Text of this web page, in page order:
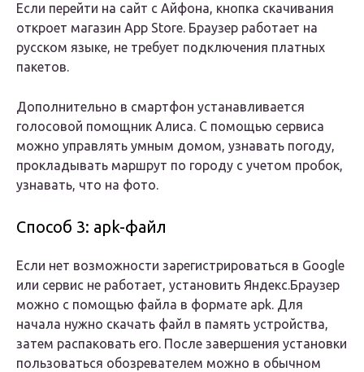
Если перейти на сайт с Айфона, кнопка скачивания
откроет магазин App Store. Браузер работает на
русском языке, не требует подключения платных
пакетов.
Дополнительно в смартфон устанавливается
голосовой помощник Алиса. С помощью сервиса
можно управлять умным домом, узнавать погоду,
прокладывать маршрут по городу с учетом пробок,
узнавать, что на фото.
Способ 3: apk-файл
Если нет возможности зарегистрироваться в Google
или сервис не работает, установить Яндекс.Браузер
можно с помощью файла в формате apk. Для
начала нужно скачать файл в память устройства,
затем распаковать его. После завершения установки
пользоваться обозревателем можно в обычном